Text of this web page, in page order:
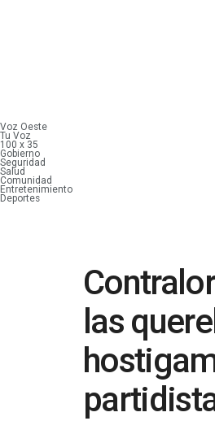
Voz Oeste
Tu Voz
100 x 35
Gobierno
Seguridad
Salud
Comunidad
Entretenimiento
Deportes
las